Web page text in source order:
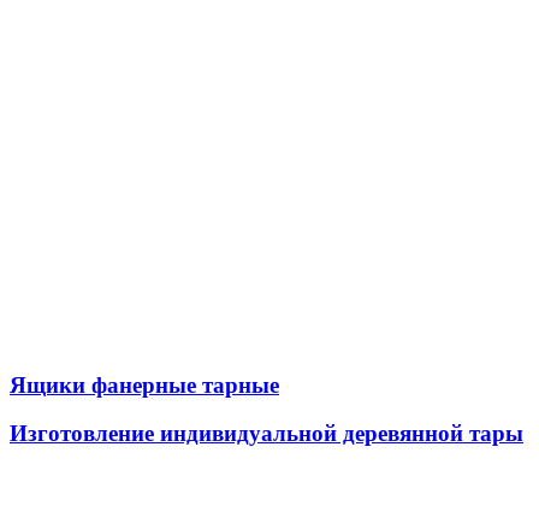
Ящики фанерные тарные
Изготовление индивидуальной деревянной тары